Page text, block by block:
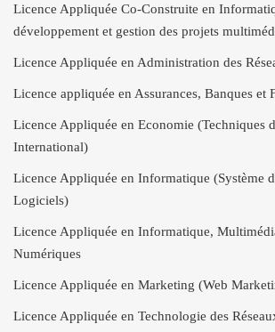
Licence Appliquée Co-Construite en
développement et gestion des projets
Licence Appliquée en Administration des
Licence appliquée en Assurances, Banques et
Licence Appliquée en Economie (Techniques
International)
Licence Appliquée en Informatique (Système
Logiciels)
Licence Appliquée en Informatique,
Numériques
Licence Appliquée en Marketing (Web
Licence Appliquée en Technologie des